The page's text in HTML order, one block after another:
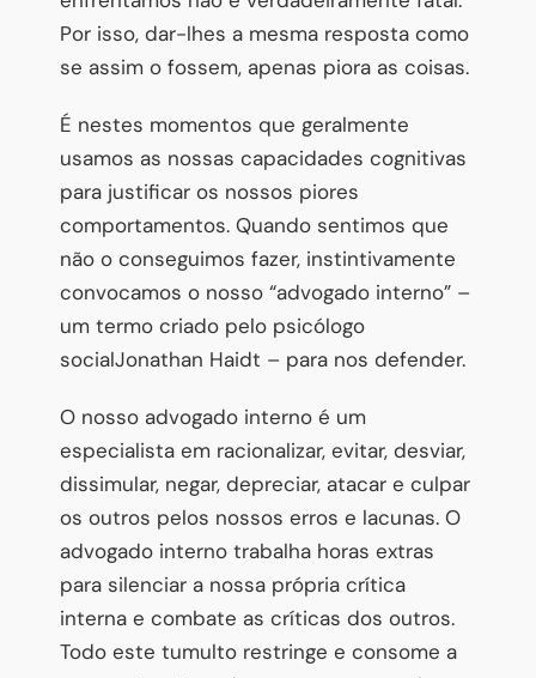
Por isso, dar-lhes a mesma resposta como
se assim o fossem, apenas piora as coisas.
É nestes momentos que geralmente
usamos as nossas capacidades cognitivas
para justificar os nossos piores
comportamentos. Quando sentimos que
não o conseguimos fazer, instintivamente
convocamos o nosso “advogado interno” –
um termo criado pelo psicólogo
socialJonathan Haidt – para nos defender.
O nosso advogado interno é um
especialista em racionalizar, evitar, desviar,
dissimular, negar, depreciar, atacar e culpar
os outros pelos nossos erros e lacunas. O
advogado interno trabalha horas extras
para silenciar a nossa própria crítica
interna e combate as críticas dos outros.
Todo este tumulto restringe e consome a